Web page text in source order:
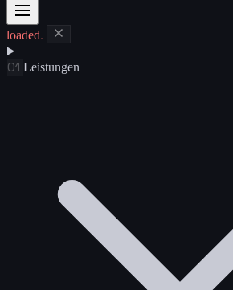
loaded.
01 Leistungen